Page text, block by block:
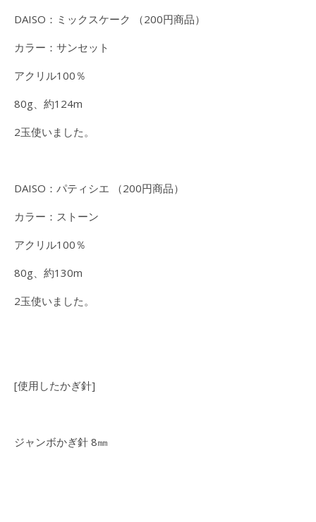
DAISO：ミックスケーク （200円商品）
カラー：サンセット
アクリル100％
80g、約124m
2玉使いました。
DAISO：パティシエ （200円商品）
カラー：ストーン
アクリル100％
80g、約130m
2玉使いました。
[使用したかぎ針]
ジャンボかぎ針 8㎜